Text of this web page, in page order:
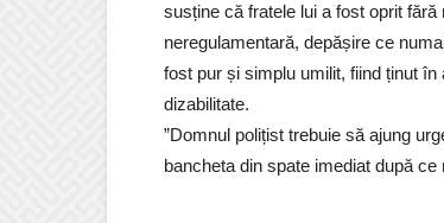
susține că fratele lui a fost oprit
neregulamentară, depășire ce
fost pur și simplu umilit, fiind ținut
dizabilitate.
”Domnul polițist trebuie să ajung
bancheta din spate imediat după